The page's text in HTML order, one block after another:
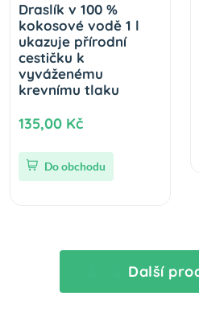
Draslík v 100 %
kokosové vodě 1 l
ukazuje přírodní
cestičku k
vyváženému
krevnímu tlaku
135,00 Kč
Do obchodu
Další